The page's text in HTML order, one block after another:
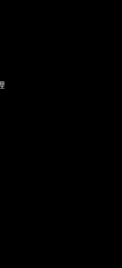
Yao Chen
Economy
Meeting of the New
Li Keqiang